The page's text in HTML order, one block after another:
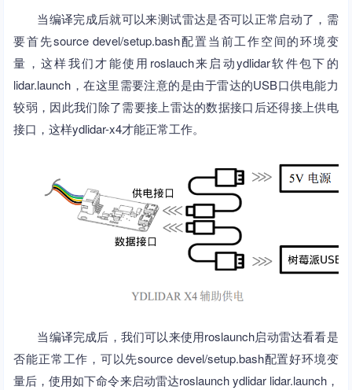
当编译完成后就可以来测试雷达是否可以正常启动了，需
要首先source devel/setup.bash配置当前工作空间的环境变
量，这样我们才能使用roslauch来启动ydlidar软件包下的
lidar.launch，在这里需要注意的是由于雷达的USB口供电能力
较弱，因此我们除了需要接上雷达的数据接口后还得接上供电
接口，这样ydlidar-x4才能正常工作。
当编译完成后，我们可以来使用roslaunch启动雷达看看是
否能正常工作，可以先source devel/setup.bash配置好环境变
量后，使用如下命令来启动雷达roslaunch ydlidar lidar.launch，